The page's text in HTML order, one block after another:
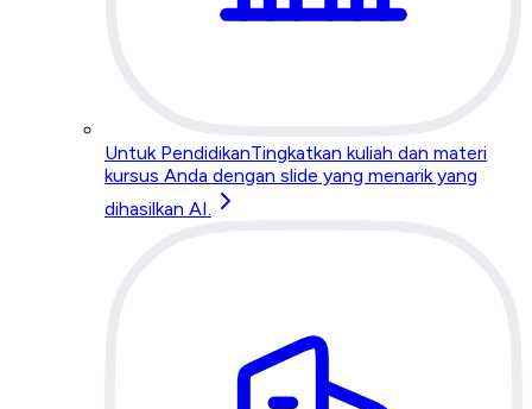
Untuk PendidikanTingkatkan kuliah dan materi
kursus Anda dengan slide yang menarik yang
dihasilkan AI.